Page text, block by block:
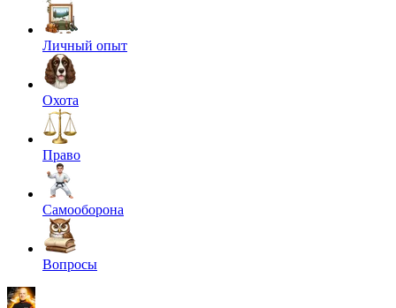
Личный опыт
Охота
Право
Самооборона
Вопросы